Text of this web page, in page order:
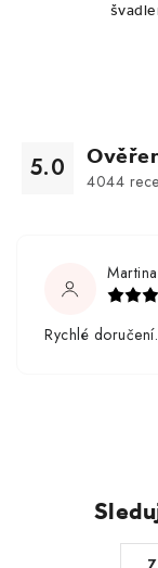
5.0 4044
Rychlé doručení.